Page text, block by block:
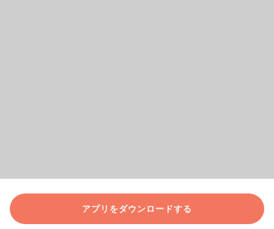
アプリをダウンロードする